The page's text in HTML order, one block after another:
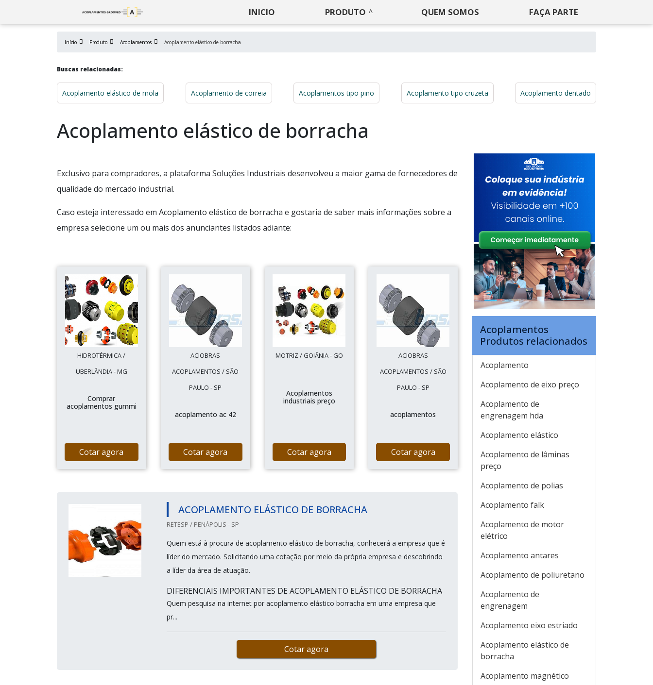
INICIO PRODUTO QUEM SOMOS FAÇA PARTE
Início Produto Acoplamentos Acoplamento elástico de borracha
Buscas relacionadas:
Acoplamento elástico de mola Acoplamento de correia Acoplamentos tipo pino Acoplamento tipo cruzeta Acoplamento dentado
Acoplamento elástico de borracha
Exclusivo para compradores, a plataforma Soluções Industriais desenvolveu a maior gama de fornecedores de
qualidade do mercado industrial.
Caso esteja interessado em Acoplamento elástico de borracha e gostaria de saber mais informações sobre a
empresa selecione um ou mais dos anunciantes listados adiante:
HIDROTÉRMICA /
UBERLÂNDIA - MG
Comprar
acoplamentos gummi
Cotar agora
ACIOBRAS
ACOPLAMENTOS / SÃO
PAULO - SP
acoplamento ac 42
Cotar agora
MOTRIZ / GOIÂNIA - GO
Acoplamentos
industriais preço
Cotar agora
ACIOBRAS
ACOPLAMENTOS / SÃO
PAULO - SP
acoplamentos
Cotar agora
ACOPLAMENTO ELÁSTICO DE BORRACHA
RETESP / PENÁPOLIS - SP
Quem está à procura de acoplamento elástico de borracha, conhecerá a empresa que é
líder do mercado. Solicitando uma cotação por meio da própria empresa e descobrindo
a líder da área de atuação.
DIFERENCIAIS IMPORTANTES DE ACOPLAMENTO ELÁSTICO DE BORRACHA
Quem pesquisa na internet por acoplamento elástico borracha em uma empresa que
pr...
Cotar agora
Acoplamentos
Produtos relacionados
Acoplamento
Acoplamento de eixo preço
Acoplamento de
engrenagem hda
Acoplamento elástico
Acoplamento de lâminas
preço
Acoplamento de polias
Acoplamento falk
Acoplamento de motor
elétrico
Acoplamento antares
Acoplamento de poliuretano
Acoplamento de
engrenagem
Acoplamento eixo estriado
Acoplamento elástico de
borracha
Acoplamento magnético